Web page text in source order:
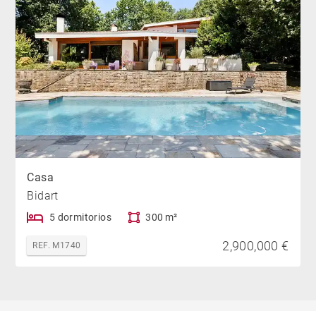
Casa
Bidart
5 dormitorios 300 m²
REF. M1740 2,900,000 €